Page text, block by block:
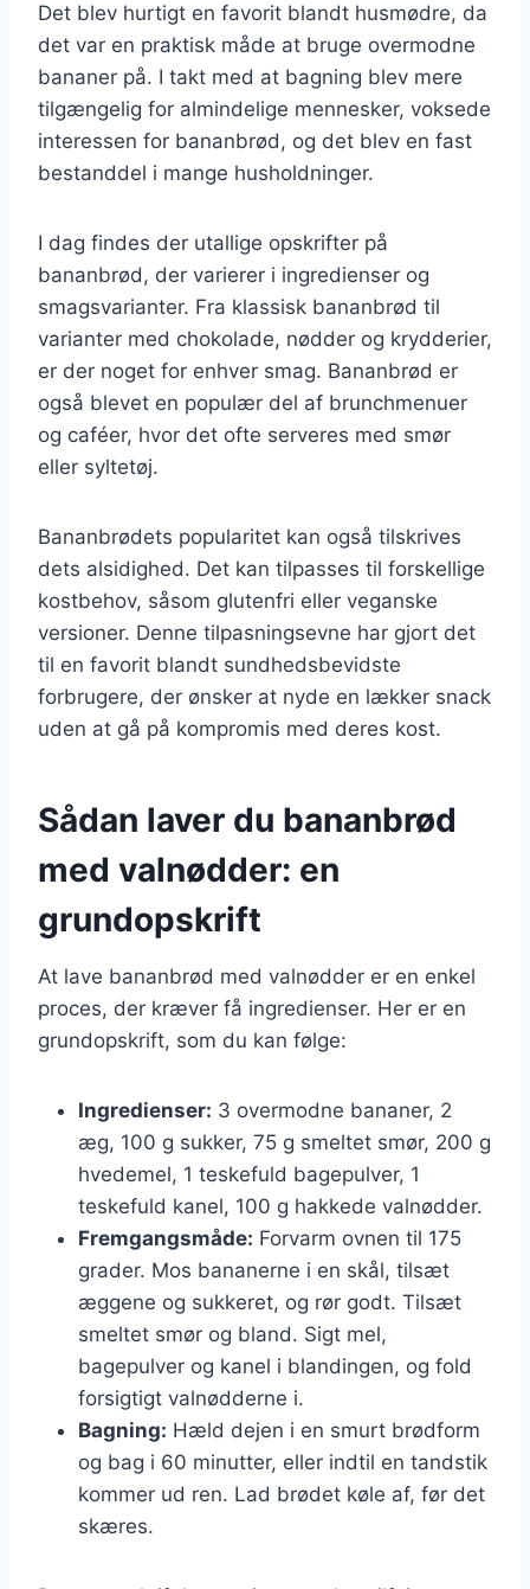
Det blev hurtigt en favorit blandt husmødre, da
det var en praktisk måde at bruge overmodne
bananer på. I takt med at bagning blev mere
tilgængelig for almindelige mennesker, voksede
interessen for bananbrød, og det blev en fast
bestanddel i mange husholdninger.
I dag findes der utallige opskrifter på
bananbrød, der varierer i ingredienser og
smagsvarianter. Fra klassisk bananbrød til
varianter med chokolade, nødder og krydderier,
er der noget for enhver smag. Bananbrød er
også blevet en populær del af brunchmenuer
og caféer, hvor det ofte serveres med smør
eller syltetøj.
Bananbrødets popularitet kan også tilskrives
dets alsidighed. Det kan tilpasses til forskellige
kostbehov, såsom glutenfri eller veganske
versioner. Denne tilpasningsevne har gjort det
til en favorit blandt sundhedsbevidste
forbrugere, der ønsker at nyde en lækker snack
uden at gå på kompromis med deres kost.
Sådan laver du bananbrød
med valnødder: en
grundopskrift
At lave bananbrød med valnødder er en enkel
proces, der kræver få ingredienser. Her er en
grundopskrift, som du kan følge:
Ingredienser: 3 overmodne bananer, 2
æg, 100 g sukker, 75 g smeltet smør, 200 g
hvedemel, 1 teskefuld bagepulver, 1
teskefuld kanel, 100 g hakkede valnødder.
Fremgangsmåde: Forvarm ovnen til 175
grader. Mos bananerne i en skål, tilsæt
æggene og sukkeret, og rør godt. Tilsæt
smeltet smør og bland. Sigt mel,
bagepulver og kanel i blandingen, og fold
forsigtigt valnødderne i.
Bagning: Hæld dejen i en smurt brødform
og bag i 60 minutter, eller indtil en tandstik
kommer ud ren. Lad brødet køle af, før det
skæres.